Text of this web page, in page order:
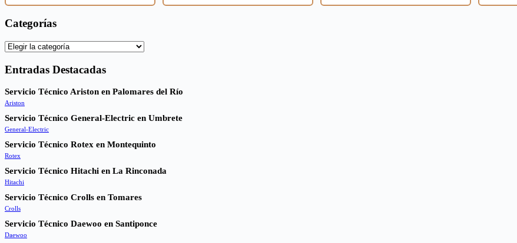
Categorías
Categorías
Entradas Destacadas
Servicio Técnico Ariston en Palomares del Río
Ariston
Servicio Técnico General-Electric en Umbrete
General-Electric
Servicio Técnico Rotex en Montequinto
Rotex
Servicio Técnico Hitachi en La Rinconada
Hitachi
Servicio Técnico Crolls en Tomares
Crolls
Servicio Técnico Daewoo en Santiponce
Daewoo